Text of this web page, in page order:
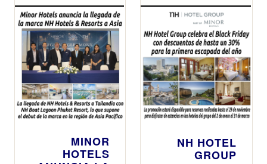
grupo en el
segmento del
todo incluido
MINOR
HOTELS
NH HOTEL
GROUP